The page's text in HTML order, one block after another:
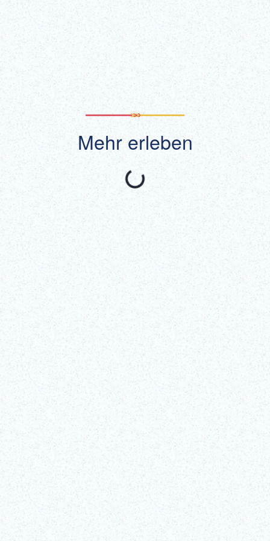
Alle anzeigen
Mehr erleben
Empfohlen
Werfen Sie bei diesem 90-minütigen interaktiven Kabuki-Seminar, das
von einem professionellen Kabuki-Schauspieler im Kabukiza-Theater